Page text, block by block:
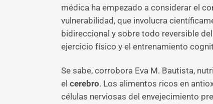
médica ha empezado a considerar el
vulnerabilidad, que involucra
bidireccional y sobre todo reversible
ejercicio físico y el entrenamiento
Se sabe, corrobora Eva M. Bautista,
el cerebro. Los alimentos ricos en
células nerviosas del envejecimiento